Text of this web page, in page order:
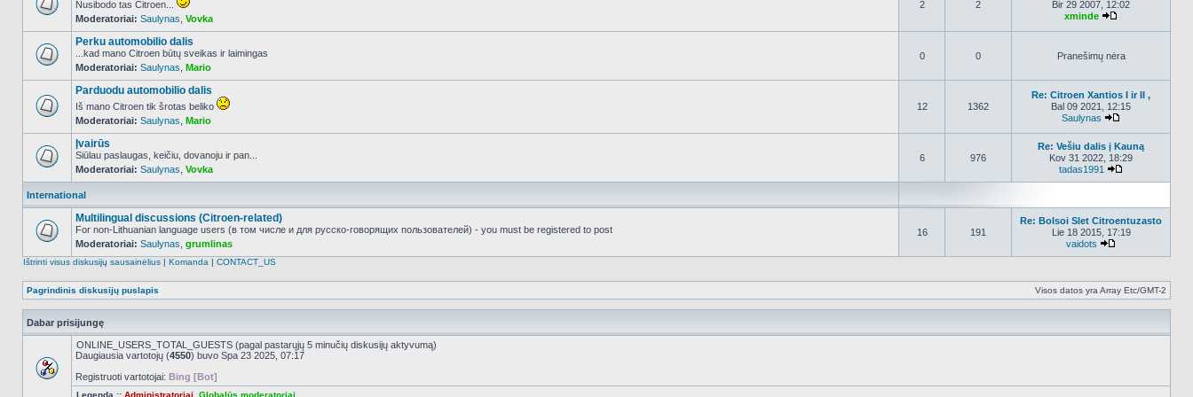
NO_UNREAD_POSTS
Nusibodo tas Citroen...
Moderatoriai: Saulynas Vovka
2 2
Bir 29 2007, 12:02
xminde
NO_UNREAD_POSTS
Perku automobilio dalis
...kad mano Citroen būtų sveikas ir laimingas
Moderatoriai: Saulynas Mario
0 0 Pranešimų nėra
NO_UNREAD_POSTS
Parduodu automobilio dalis
Iš mano Citroen tik šrotas beliko
Moderatoriai: Saulynas Mario
12 1362
Re: Citroen Xantios I ir II ,
Bal 09 2021, 12:15
Saulynas
NO_UNREAD_POSTS
Įvairūs
Siūlau paslaugas, keičiu, dovanoju ir pan...
Moderatoriai: Saulynas Vovka
6 976
Re: Vešiu dalis į Kauną
Kov 31 2022, 18:29
tadas1991
International
NO_UNREAD_POSTS
Multilingual discussions (Citroen-related)
For non-Lithuanian language users (в том числе и для русско-говорящих пользователей) - you must be registered to post
Moderatoriai: Saulynas grumlinas
16 191
Re: Bolsoi Slet Citroentuzasto
Lie 18 2015, 17:19
vaidots
Ištrinti visus diskusijų sausainėlius | Komanda | CONTACT_US
Pagrindinis diskusijų puslapis Visos datos yra Array Etc/GMT-2
Dabar prisijungę
ONLINE_USERS_TOTAL_GUESTS (pagal pastarųjų 5 minučių diskusijų aktyvumą)
Daugiausia vartotojų (4550) buvo Spa 23 2025, 07:17
Registruoti vartotojai: Bing [Bot]
Legenda :: Administratoriai Globalūs moderatoriai